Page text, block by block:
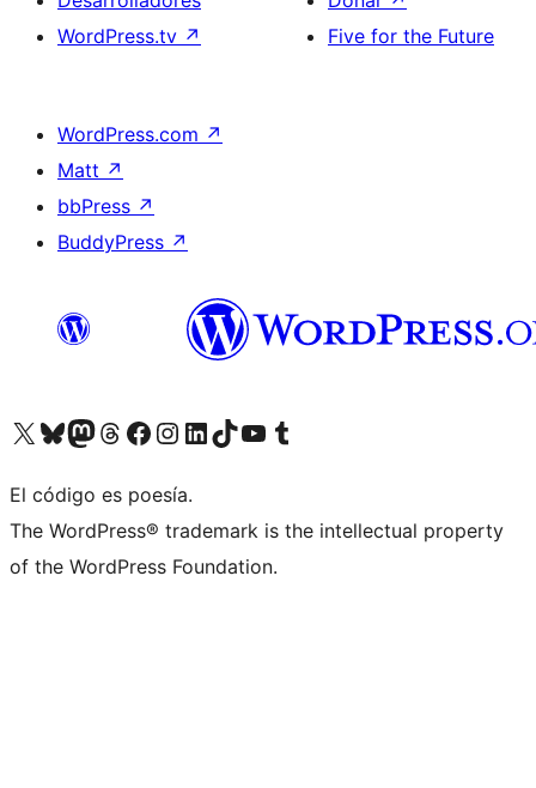
WordPress.tv ↗
Five for the Future
WordPress.com ↗
Matt ↗
bbPress ↗
BuddyPress ↗
Visitá nuestra cuenta de X (anteriormente Twitter)
Visitá nuestra cuenta de Bluesky
Visitá nuestra cuenta de Mastodon
Visitá nuestra cuenta de Threads
Visitá nuestra página de Facebook
Visitá nuestra cuenta de Instagram
Visitá nuestra cuenta de LinkedIn
Visitá nuestra cuenta de TikTok
Visitá nuestro canal de YouTube
Visitá nuestra cuenta de Tumblr
El código es poesía.
The WordPress® trademark is the intellectual property
of the WordPress Foundation.